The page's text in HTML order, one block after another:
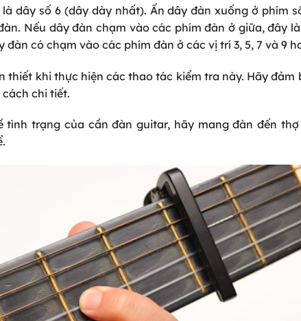
dây số 6 (dây dày nhất). Ấn dây đàn xuống ở phím
Nếu dây đàn chạm vào các phím đàn ở giữa, đây
đàn có chạm vào các phím đàn ở các vị trí 3, 5, 7 và 9
thiết khi thực hiện các thao tác kiểm tra này. Hãy
chi tiết.
tình trạng của cần đàn guitar, hãy mang đàn đến